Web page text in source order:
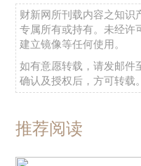
财新网所刊载内容之知识
专属所有或持有。未经许
建立镜像等任何使用。
如有意愿转载，请发邮件
确认及授权后，方可转载。
推荐阅读